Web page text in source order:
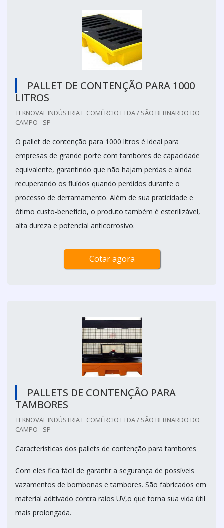
PALLET DE CONTENÇÃO PARA 1000
LITROS
TEKNOVAL INDÚSTRIA E COMÉRCIO LTDA / SÃO BERNARDO DO
CAMPO - SP
O pallet de contenção para 1000 litros é ideal para
empresas de grande porte com tambores de capacidade
equivalente, garantindo que não hajam perdas e ainda
recuperando os fluídos quando perdidos durante o
processo de derramamento. Além de sua praticidade e
ótimo custo-benefício, o produto também é esterilizável,
alta dureza e potencial anticorrosivo.
Cotar agora
PALLETS DE CONTENÇÃO PARA
TAMBORES
TEKNOVAL INDÚSTRIA E COMÉRCIO LTDA / SÃO BERNARDO DO
CAMPO - SP
Características dos pallets de contenção para tambores
Com eles fica fácil de garantir a segurança de possíveis
vazamentos de bombonas e tambores. São fabricados em
material aditivado contra raios UV,o que torna sua vida útil
mais prolongada.